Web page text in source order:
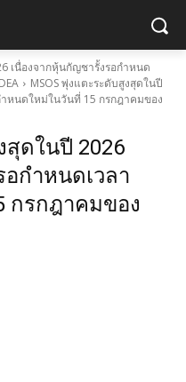
เนื่องจากหุ้นกัญชารั้งรอกำหนด
MSOS พุ่งแตะระดับสูงสุดในปี
หนดใหม่ในวันที่ 15 กรกฎาคมของ
สุดในปี 2026
กำหนดเวลา
กรกฎาคมของ